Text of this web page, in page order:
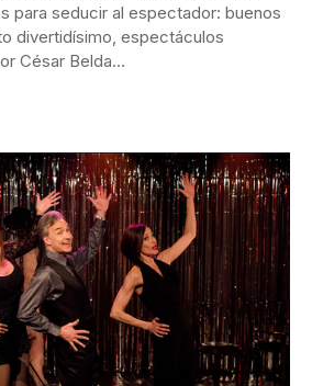
para seducir al espectador: buenos
divertidísimo, espectáculos
César Belda…